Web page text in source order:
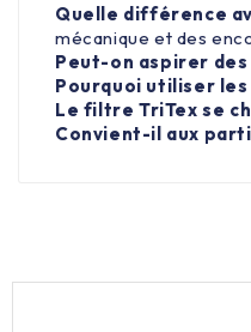
Quelle différence
mécanique et des
Peut-on aspirer des
Pourquoi utiliser les
Le filtre TriTex se
Convient-il aux